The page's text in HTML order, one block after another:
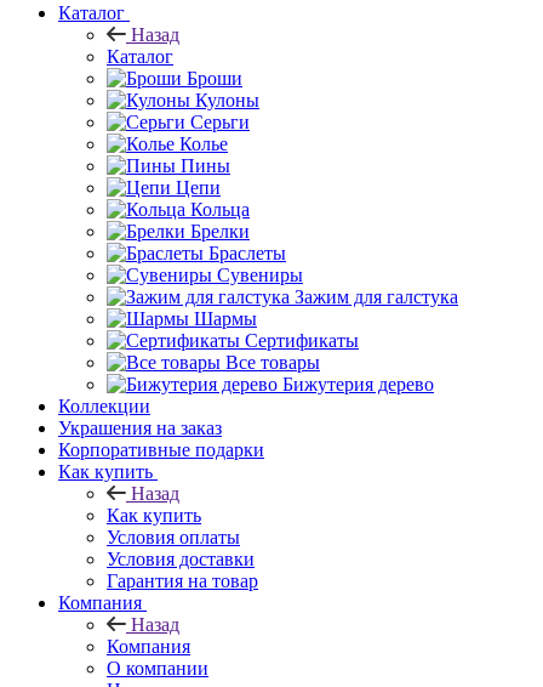
Каталог
Назад
Каталог
Броши
Кулоны
Серьги
Колье
Пины
Цепи
Кольца
Брелки
Браслеты
Сувениры
Зажим для галстука
Шармы
Сертификаты
Все товары
Бижутерия дерево
Коллекции
Украшения на заказ
Корпоративные подарки
Как купить
Назад
Как купить
Условия оплаты
Условия доставки
Гарантия на товар
Компания
Назад
Компания
О компании